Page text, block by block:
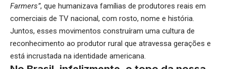
Farmers”, que humanizava famílias de produtores reais em
comerciais de TV nacional, com rosto, nome e história.
Juntos, esses movimentos construíram uma cultura de
reconhecimento ao produtor rural que atravessa gerações e
está incrustada na identidade americana.